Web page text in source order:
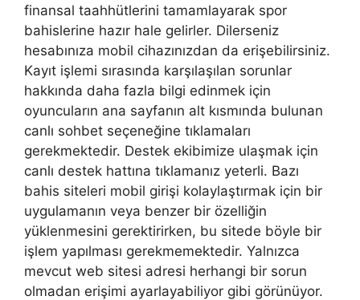
finansal taahhütlerini tamamlayarak spor
bahislerine hazır hale gelirler. Dilerseniz
hesabınıza mobil cihazınızdan da erişebilirsiniz.
Kayıt işlemi sırasında karşılaşılan sorunlar
hakkında daha fazla bilgi edinmek için
oyuncuların ana sayfanın alt kısmında bulunan
canlı sohbet seçeneğine tıklamaları
gerekmektedir. Destek ekibimize ulaşmak için
canlı destek hattına tıklamanız yeterli. Bazı
bahis siteleri mobil girişi kolaylaştırmak için bir
uygulamanın veya benzer bir özelliğin
yüklenmesini gerektirirken, bu sitede böyle bir
işlem yapılması gerekmemektedir. Yalnızca
mevcut web sitesi adresi herhangi bir sorun
olmadan erişimi ayarlayabiliyor gibi görünüyor.